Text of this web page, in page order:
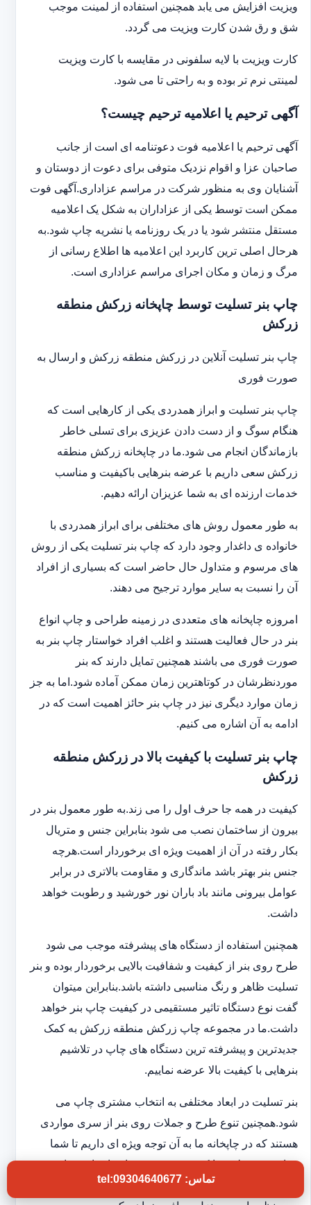
ویزیت افزایش می یابد همچنین استفاده از لمینت موجب
شق و رق شدن کارت ویزیت می گردد.
کارت ویزیت با لایه سلفونی در مقایسه با کارت ویزیت
لمینتی نرم تر بوده و به راحتی تا می شود.
آگهی ترحیم یا اعلامیه ترحیم چیست؟
آگهی ترحیم یا اعلامیه فوت دعوتنامه ای است از جانب
صاحبان عزا و اقوام نزدیک متوفی برای دعوت از دوستان و
آشنایان وی به منظور شرکت در مراسم عزاداری.آگهی فوت
ممکن است توسط یکی از عزاداران به شکل یک اعلامیه
مستقل منتشر شود یا در یک روزنامه یا نشریه چاپ شود.به
هرحال اصلی ترین کاربرد این اعلامیه ها اطلاع رسانی از
مرگ و زمان و مکان اجرای مراسم عزاداری است.
چاپ بنر تسلیت توسط چاپخانه زرکش منطقه
زرکش
چاپ بنر تسلیت آنلاین در زرکش منطقه زرکش و ارسال به
صورت فوری
چاپ بنر تسلیت و ابراز همدردی یکی از کارهایی است که
هنگام سوگ و از دست دادن عزیزی برای تسلی خاطر
بازماندگان انجام می شود.ما در چاپخانه زرکش منطقه
زرکش سعی داریم با عرضه بنرهایی باکیفیت و مناسب
خدمات ارزنده ای به شما عزیزان ارائه دهیم.
به طور معمول روش های مختلفی برای ابراز همدردی با
خانواده ی داغدار وجود دارد که چاپ بنر تسلیت یکی از روش
های مرسوم و متداول حال حاضر است که بسیاری از افراد
آن را نسبت به سایر موارد ترجیح می دهند.
امروزه چاپخانه های متعددی در زمینه طراحی و چاپ انواع
بنر در حال فعالیت هستند و اغلب افراد خواستار چاپ بنر به
صورت فوری می باشند همچنین تمایل دارند که بنر
موردنظرشان در کوتاهترین زمان ممکن آماده شود.اما به جز
زمان موارد دیگری نیز در چاپ بنر حائز اهمیت است که در
ادامه به آن اشاره می کنیم.
چاپ بنر تسلیت با کیفیت بالا در زرکش منطقه
زرکش
کیفیت در همه جا حرف اول را می زند.به طور معمول بنر در
بیرون از ساختمان نصب می شود بنابراین جنس و متریال
بکار رفته در آن از اهمیت ویژه ای برخوردار است.هرچه
جنس بنر بهتر باشد ماندگاری و مقاومت بالاتری در برابر
عوامل بیرونی مانند باد باران نور خورشید و رطوبت خواهد
داشت.
همچنین استفاده از دستگاه های پیشرفته موجب می شود
طرح روی بنر از کیفیت و شفافیت بالایی برخوردار بوده و بنر
تسلیت ظاهر و رنگ مناسبی داشته باشد.بنابراین میتوان
گفت نوع دستگاه تاثیر مستقیمی در کیفیت چاپ بنر خواهد
داشت.ما در مجموعه چاپ زرکش منطقه زرکش به کمک
جدیدترین و پیشرفته ترین دستگاه های چاپ در تلاشیم
بنرهایی با کیفیت بالا عرضه نماییم.
بنر تسلیت در ابعاد مختلفی به انتخاب مشتری چاپ می
شود.همچنین تنوع طرح و جملات روی بنر از سری مواردی
هستند که در چاپخانه ما به آن توجه ویژه ای داریم تا شما
بتوانید بنر تسلیتی با کیفیت و فوری در اختیار داشته باشید.به
این ترتیب بدون اتلاف وقت و در کوتاهترین زمان بنر
تماس: tel:09304640677